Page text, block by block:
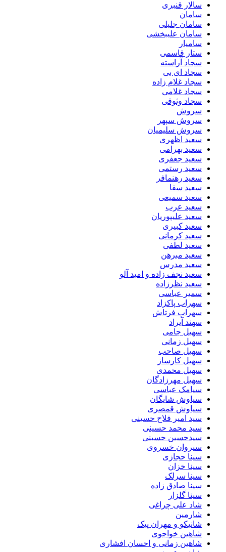
سالار قنبری
سامان
سامان جلیلی
سامان علیبخشی
سامیار
ستار قاسمی
سجاد آراسته
سجاد ای بی
سجاد غلام زاده
سجاد غلامی
سجاد وثوقى
سروش
سروش سپهر
سروش سلیمیان
سعید اظهری
سعید بهرامی
سعید جعفری
سعید رستمی
سعید رهنمافر
سعید سقا
سعید سمیعی
سعید عرب
سعید علیپوریان
سعید کبیری
سعید کرمانی
سعید لطفی
سعید مبرهن
سعید مدرس
سعید نجف زاده و امید آلو
سعید نظرزاده
سمیر عباسی
سهراب پاکزاد
سهراب فرتاش
سهند آیراد
سهیل جامی
سهیل زمانی
سهیل صاحب
سهیل کارساز
سهیل محمدی
سهیل مهرزادگان
سیامک عباسی
سیاوش شایگان
سیاوش قمصری
سید امیر فلاح حسینی
سید محمد حسینی
سیدحسین حسینی
سیروان خسروی
سینا حجازی
سینا خزان
سینا سرلک
سینا صادق زاده
سینا گلزار
شاد علی چراغی
شارمین
شانیکو و مهران پیک
شاهین خواجوی
شاهین زمانی و احسان افشاری